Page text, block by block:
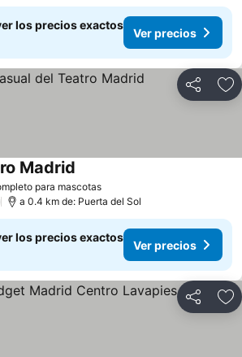
los precios exactos
Ver precios
Compartir
para mascotasVer precios
Madrid
a 0.4 km de: Puerta del Sol
los precios exactos
Ver precios
Compartir